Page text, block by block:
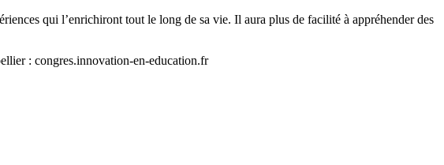
qui l’enrichiront tout le long de sa vie. Il aura plus de facilité à appréhender des
: congres.innovation-en-education.fr